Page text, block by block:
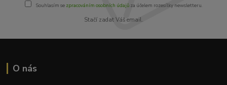
Souhlasím se zpracováním osobních údajůza účelem rozesílky newsletteru.
Stačí zadat Váš email.
O nás